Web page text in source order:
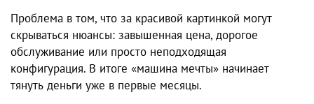
Проблема в том, что за красивой картинкой могут
скрываться нюансы: завышенная цена, дорогое
обслуживание или просто неподходящая
конфигурация. В итоге «машина мечты» начинает
тянуть деньги уже в первые месяцы.